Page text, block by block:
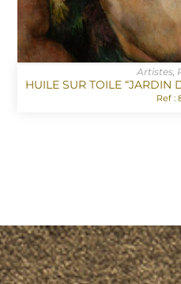
Artistes,
HUILE SUR TOILE “JARDIN
Ref :